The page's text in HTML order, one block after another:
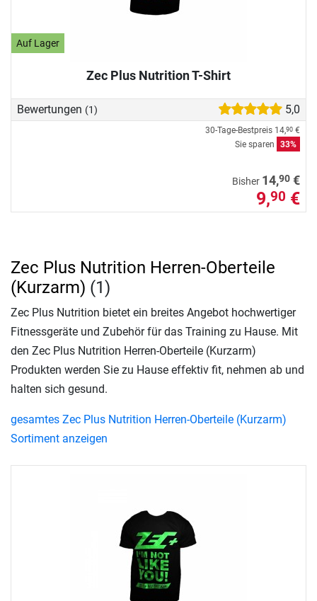
Auf Lager
Zec Plus Nutrition T-Shirt
Bewertungen (1) 5,0
30-Tage-Bestpreis 14,90 €
Sie sparen
33%
Bisher 14,90 €
9,90 €
Zec Plus Nutrition Herren-Oberteile
(Kurzarm) (1)
Zec Plus Nutrition bietet ein breites Angebot hochwertiger
Fitnessgeräte und Zubehör für das Training zu Hause. Mit
den Zec Plus Nutrition Herren-Oberteile (Kurzarm)
Produkten werden Sie zu Hause effektiv fit, nehmen ab und
halten sich gesund.
gesamtes Zec Plus Nutrition Herren-Oberteile (Kurzarm)
Sortiment anzeigen